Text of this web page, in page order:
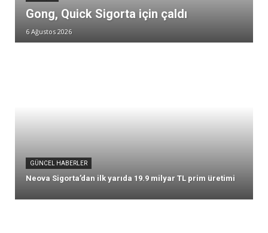
Gong, Quick Sigorta için çaldı
6 Ağustos 2026
GÜNCEL HABERLER
Neova Sigorta’dan ilk yarıda 19.9 milyar TL prim üretimi